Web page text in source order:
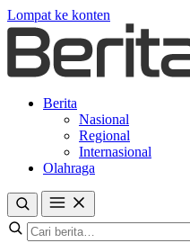
Lompat ke konten
Berita
Nasional
Regional
Internasional
Olahraga